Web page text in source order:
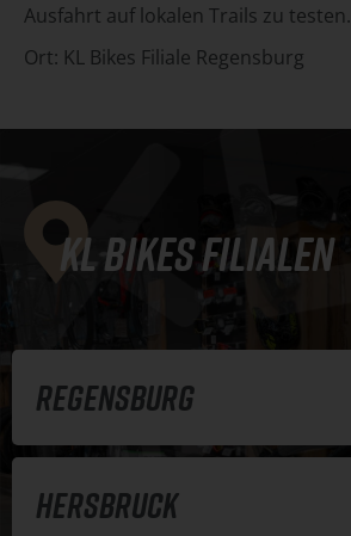
Ausfahrt auf lokalen Trails zu testen.
Ort: KL Bikes Filiale Regensburg
KL Bikes Filialen
Regensburg
Hersbruck